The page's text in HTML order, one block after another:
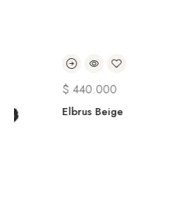
440.000
Elbrus Beige